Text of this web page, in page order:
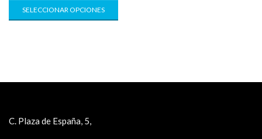
SELECCIONAR OPCIONES
C. Plaza de España, 5,